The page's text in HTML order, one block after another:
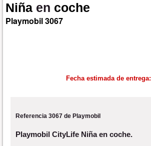
Niña en coche
Playmobil3067
Fecha estimada de entrega:
Referencia 3067 de Playmobil
Playmobil CityLife Niña en coche.